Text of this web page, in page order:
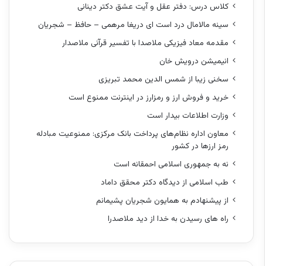
کلاس درس: دفتر عقل و آیت عشق دکتر دینانی
سینه مالامال درد است ای دریغا مرهمی – حافظ – شجریان
مقدمه معاد فیزیکی ملاصدا با تفسیر قرآنی ملاصدار
انیمیشن درویش خان
سخنی زیبا از شمس الدین محمد تبریزی
خرید و فروش ارز و رمزارز در اینترنت ممنوع است
وزارت اطلاعات بیدار است
معاون اداره نظام‌های پرداخت بانک مرکزی: ممنوعیت مبادله
رمز ارزها در کشور
نه به جمهوری اسلامی احمقانه است
طب اسلامی از دیدگاه دکتر محقق داماد
از پیشنهادم به همایون شجریان پشیمانم
راه های رسیدن به خدا از دید ملاصدرا